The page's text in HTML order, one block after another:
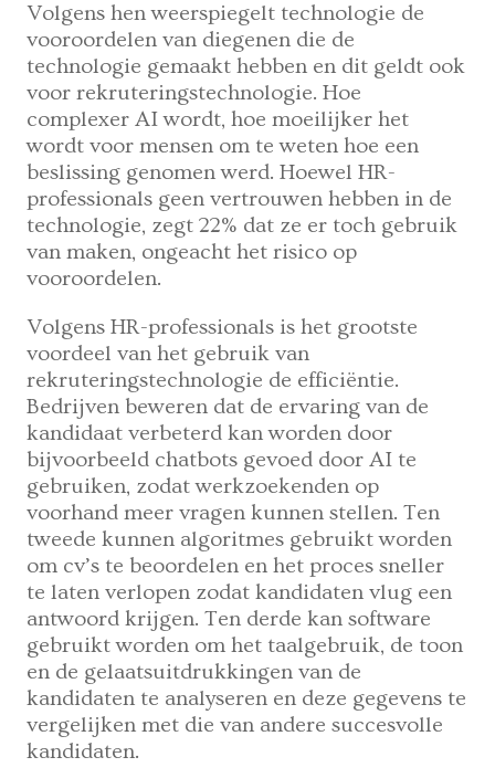
Volgens hen weerspiegelt technologie de
vooroordelen van diegenen die de
technologie gemaakt hebben en dit geldt ook
voor rekruteringstechnologie. Hoe
complexer AI wordt, hoe moeilijker het
wordt voor mensen om te weten hoe een
beslissing genomen werd. Hoewel HR-
professionals geen vertrouwen hebben in de
technologie, zegt 22% dat ze er toch gebruik
van maken, ongeacht het risico op
vooroordelen.
Volgens HR-professionals is het grootste
voordeel van het gebruik van
rekruteringstechnologie de efficiëntie.
Bedrijven beweren dat de ervaring van de
kandidaat verbeterd kan worden door
bijvoorbeeld chatbots gevoed door AI te
gebruiken, zodat werkzoekenden op
voorhand meer vragen kunnen stellen. Ten
tweede kunnen algoritmes gebruikt worden
om cv’s te beoordelen en het proces sneller
te laten verlopen zodat kandidaten vlug een
antwoord krijgen. Ten derde kan software
gebruikt worden om het taalgebruik, de toon
en de gelaatsuitdrukkingen van de
kandidaten te analyseren en deze gegevens te
vergelijken met die van andere succesvolle
kandidaten.